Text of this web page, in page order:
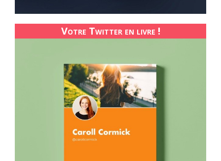
Votre Twitter en livre !